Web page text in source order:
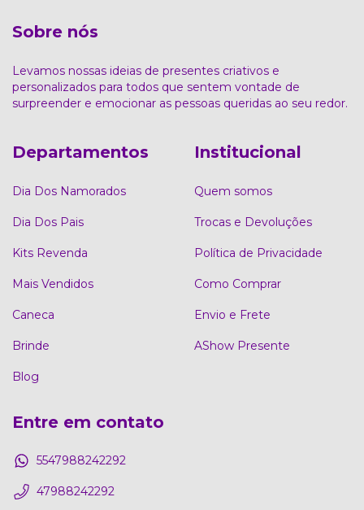
Sobre nós
Levamos nossas ideias de presentes criativos e
personalizados para todos que sentem vontade de
surpreender e emocionar as pessoas queridas ao seu redor.
Departamentos
Dia Dos Namorados
Dia Dos Pais
Kits Revenda
Mais Vendidos
Caneca
Brinde
Blog
Institucional
Quem somos
Trocas e Devoluções
Política de Privacidade
Como Comprar
Envio e Frete
AShow Presente
Entre em contato
5547988242292
47988242292